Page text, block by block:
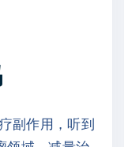
副作用，听到